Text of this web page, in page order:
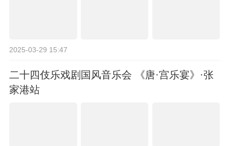
2025-03-29 15:47
二十四伎乐戏剧国风音乐会 《唐·宫乐宴》·张
家港站